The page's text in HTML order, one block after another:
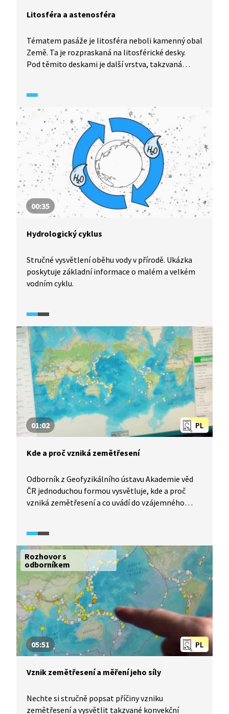
Litosféra a astenosféra
Tématem pasáže je litosféra neboli kamenný obal
Země. Ta je rozpraskaná na litosférické desky.
Pod těmito deskami je další vrstva, takzvaná
plavou.
00:35
Hydrologický cyklus
Stručné vysvětlení oběhu vody v přírodě. Ukázka
poskytuje základní informace o malém a velkém
vodním cyklu.
PL
01:02
Kde a proč vzniká zemětřesení
Odborník z Geofyzikálního ústavu Akademie věd
ČR jednoduchou formou vysvětluje, kde a proč
vzniká zemětřesení a co uvádí do vzájemného
Rozhovor s
odborníkem
PL
05:51
Vznik zemětřesení a měření jeho síly
Nechte si stručně popsat příčiny vzniku
zemětřesení a vysvětlit takzvané konvekční